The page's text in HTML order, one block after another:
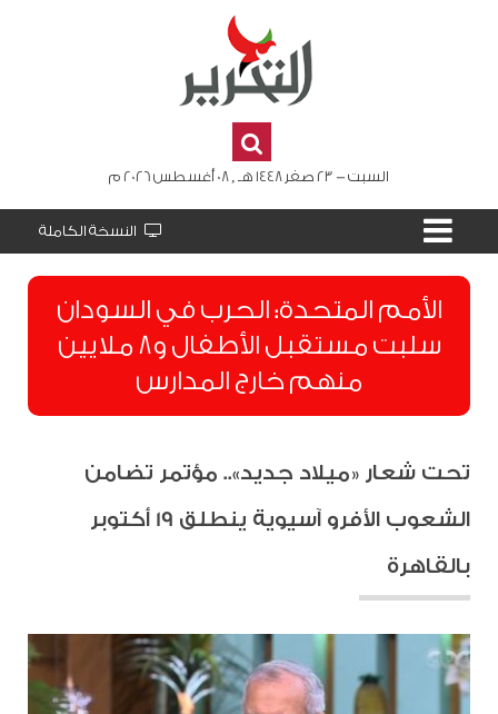
السبت - 23 صفر 1448 هـ , 08 أغسطس 2026 م
النسخة الكاملة
الأمم المتحدة: الحرب في السودان
سلبت مستقبل الأطفال و8 ملايين
منهم خارج المدارس
تحت شعار «ميلاد جديد».. مؤتمر تضامن
الشعوب الأفرو آسيوية ينطلق 19 أكتوبر
بالقاهرة